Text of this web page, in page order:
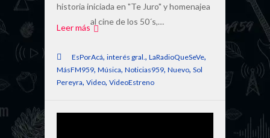
historia iniciada en "Te Juro" y homenajea
al cine de los 50´s,…
Leer más
EsPorAcá, interés gral., LaRadioQueSeVe,
MásFM959, Música, Noticias959, Nuevo, Sol
Pereyra, Video, VideoEstreno